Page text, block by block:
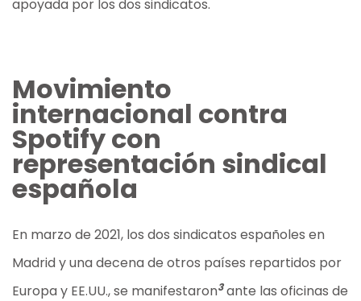
apoyada por los dos sindicatos.
Movimiento
internacional contra
Spotify con
representación sindical
española
En marzo de 2021, los dos sindicatos españoles en
Madrid y una decena de otros países repartidos por
Europa y EE.UU., se manifestaron3ante las oficinas de